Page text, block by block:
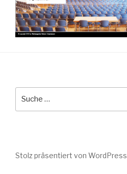
Stolz präsentiert von WordPress